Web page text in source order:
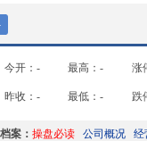
今开： - 最高： - 涨
昨收： - 最低： - 跌
案： 操盘必读 公司概况 经